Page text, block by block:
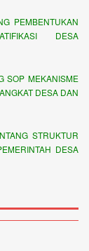
PEMBENTUKAN
DESA
SOP MEKANISME
DESA DAN
STRUKTUR
DESA